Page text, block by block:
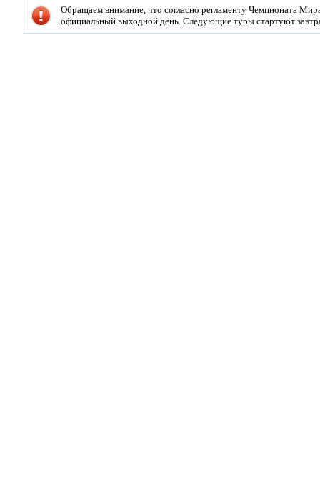
Обращаем внимание, что согласно регламенту Чемпионата
официальный выходной день. Следующие туры стартуют